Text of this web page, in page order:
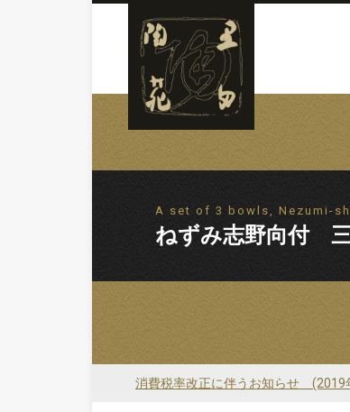
A set of 3 bowls, Nezumi-
ねずみ志野向付
消費税率改正に伴うお知らせ (2019